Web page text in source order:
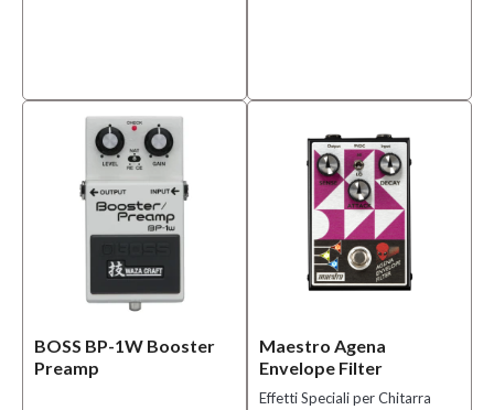
BOSS BP-1W Booster
Preamp
Maestro Agena
Envelope Filter
Effetti Speciali per Chitarra